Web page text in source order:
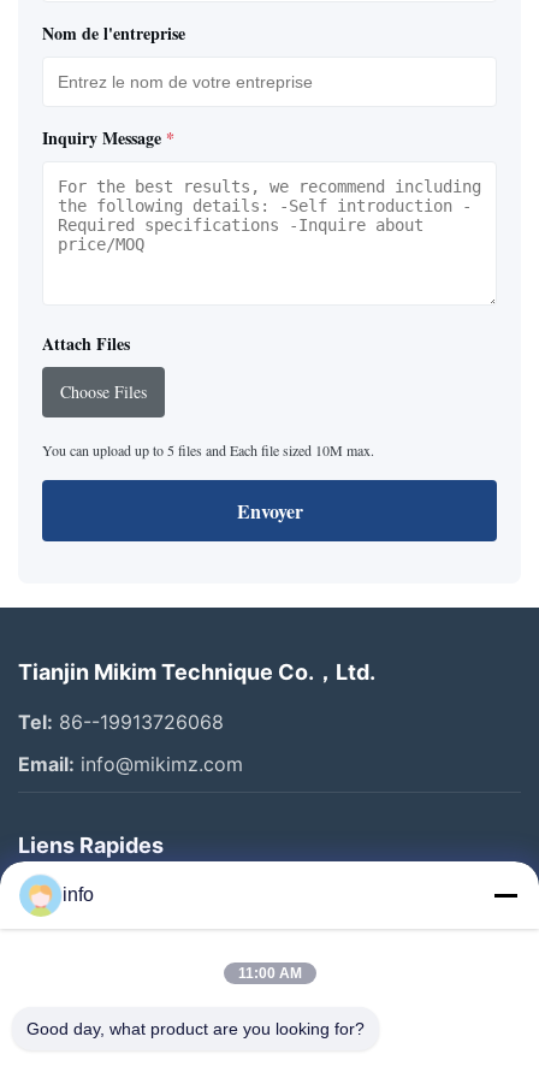
Nom de l'entreprise
Inquiry Message *
Attach Files
Choose Files
You can upload up to 5 files and Each file sized 10M max.
Envoyer
Tianjin Mikim Technique Co.，Ltd.
Tel: 86--19913726068
Email: info@mikimz.com
Liens Rapides
Accueil
Produits
Spectacle De Réalité Virtuelle
À Propos De Nous
info
11:00 AM
Good day, what product are you looking for?